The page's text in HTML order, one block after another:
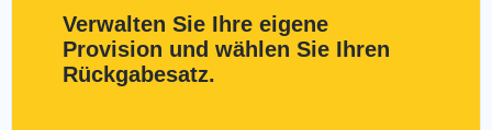
Verwalten Sie Ihre eigene
Provision und wählen Sie Ihren
Rückgabesatz.